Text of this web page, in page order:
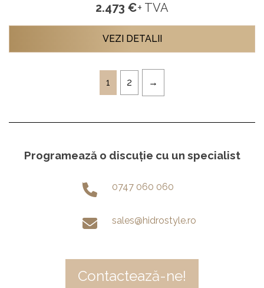
2.473 €+ TVA
VEZI DETALII
1 2
Programează o discuție cu un specialist
0747 060 060
sales@hidrostyle.ro
Contactează-ne!